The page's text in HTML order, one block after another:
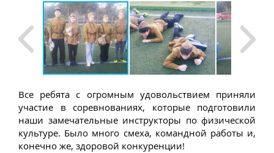
Все ребята с огромным удовольствием приняли
участие в соревнованиях, которые подготовили
наши замечательные инструкторы по физической
культуре. Было много смеха, командной работы и,
конечно же, здоровой конкуренции!